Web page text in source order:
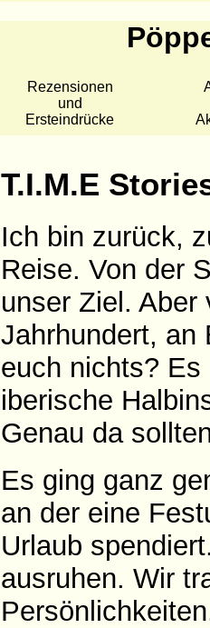
Rezensionen
und
Ersteindrücke
T.I.M.E
Ich bin zurück,
Reise. Von der
unser Ziel.
Jahrhundert, an
euch nichts?
iberische
Genau da
Es ging ganz
an der eine
Urlaub
ausruhen. Wir